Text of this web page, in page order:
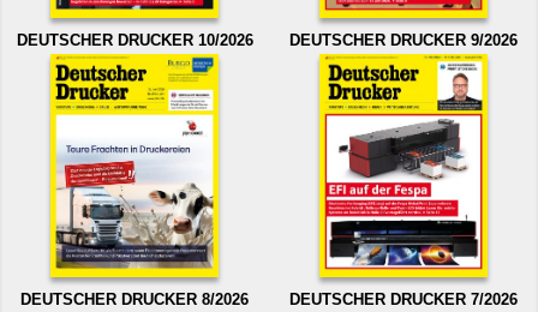
DEUTSCHER DRUCKER 10/2026 DEUTSCHER DRUCKER 9/2026
DEUTSCHER DRUCKER 8/2026 DEUTSCHER DRUCKER 7/2026